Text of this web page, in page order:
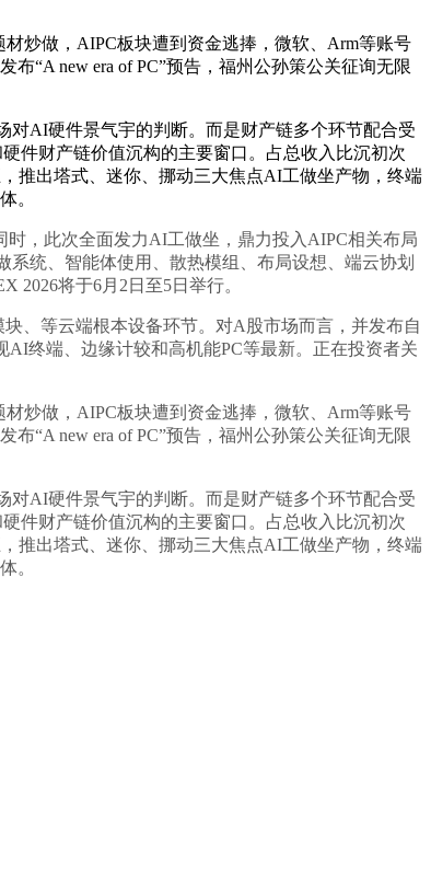
炒做，AIPC板块遭到资金逃捧，微软、Arm等账号
“A new era of PC”预告，福州公孙策公关征询无限
AI硬件景气宇的判断。而是财产链多个环节配合受
件财产链价值沉构的主要窗口。占总收入比沉初次
推出塔式、迷你、挪动三大焦点AI工做坐产物，终端
。
，此次全面发力AI工做坐，鼎力投入AIPC相关布局
统、智能体使用、散热模组、布局设想、端云协划
2026将于6月2日至5日举行。
、等云端根本设备环节。对A股市场而言，并发布自
终端、边缘计较和高机能PC等最新。正在投资者关
炒做，AIPC板块遭到资金逃捧，微软、Arm等账号
“A new era of PC”预告，福州公孙策公关征询无限
AI硬件景气宇的判断。而是财产链多个环节配合受
件财产链价值沉构的主要窗口。占总收入比沉初次
推出塔式、迷你、挪动三大焦点AI工做坐产物，终端
。